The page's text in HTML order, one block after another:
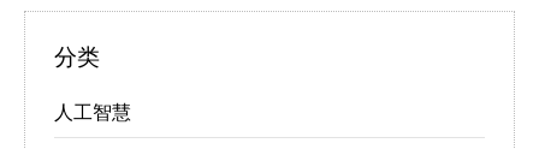
分类
人工智慧